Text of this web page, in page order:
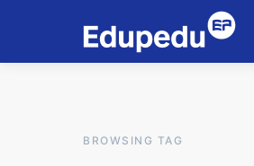
BROWSING TAG